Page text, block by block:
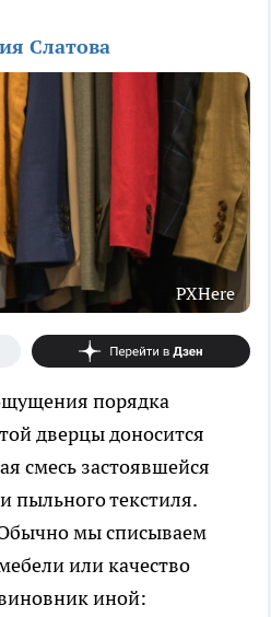
Слатова
PXHere
порядка
дверцы доносится
смесь застоявшейся
пыльного текстиля.
мы списываем
или качество
иной: